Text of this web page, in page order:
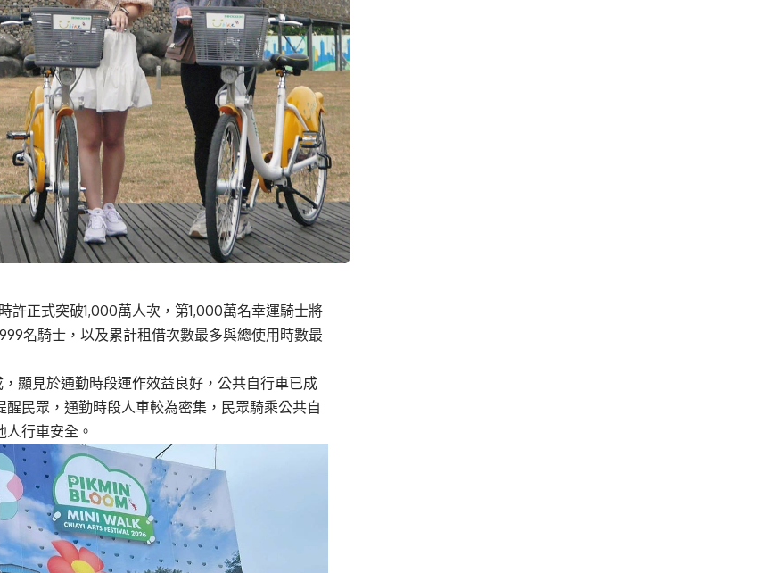
時許正式突破1,000萬人次，第1,000萬名幸運騎士將
名騎士，以及累計租借次數最多與總使用時數最
，顯見於通勤時段運作效益良好，公共自行車已成
民眾，通勤時段人車較為密集，民眾騎乘公共自
行車安全。